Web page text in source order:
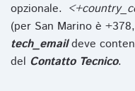
opzionale.
(per San Marino è
tech_emaildeve
del Contatto Tecnico.